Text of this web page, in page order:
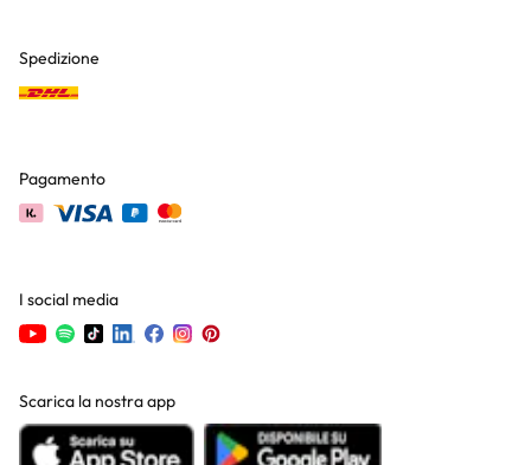
Spedizione
Pagamento
I social media
Scarica la nostra app